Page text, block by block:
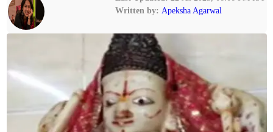
Written by: Apeksha Agarwal